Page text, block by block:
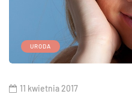
URODA
11 kwietnia 2017